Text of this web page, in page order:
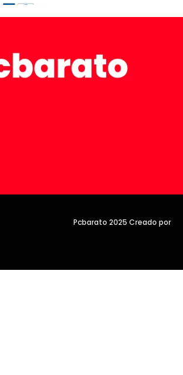
Pcbarato 2025 Creado por